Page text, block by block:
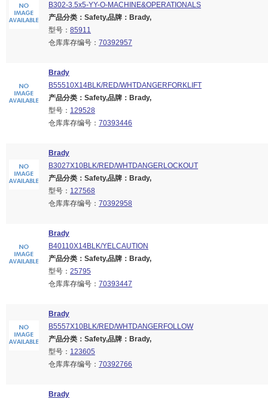
B302-3.5x5-YY-O-MACHINE&OPERATIONALS
产品分类：Safety,品牌：Brady,
型号： 85911
仓库库存编号： 70392957
Brady
B55510X14BLK/RED/WHTDANGERFORKLIFT
产品分类：Safety,品牌：Brady,
型号： 129528
仓库库存编号： 70393446
Brady
B3027X10BLK/RED/WHTDANGERLOCKOUT
产品分类：Safety,品牌：Brady,
型号： 127568
仓库库存编号： 70392958
Brady
B40110X14BLK/YELCAUTION
产品分类：Safety,品牌：Brady,
型号： 25795
仓库库存编号： 70393447
Brady
B5557X10BLK/RED/WHTDANGERFOLLOW
产品分类：Safety,品牌：Brady,
型号： 123605
仓库库存编号： 70392766
Brady